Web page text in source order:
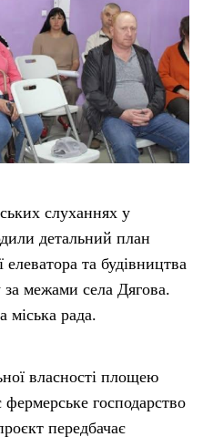
слуханнях у
детальний план
елеватора та будівництва
межами села Дягова.
міська рада.
власності площею
господарство
передбачає